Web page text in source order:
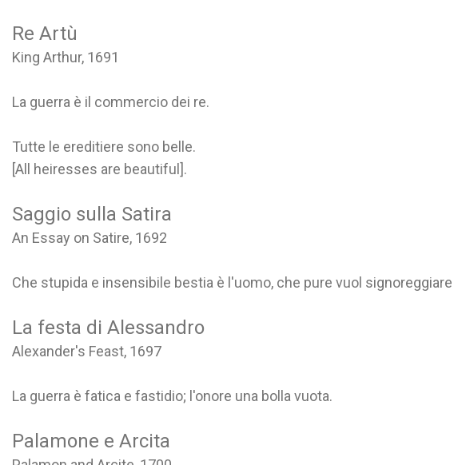
Re Artù
King Arthur, 1691
La guerra è il commercio dei re.
Tutte le ereditiere sono belle.
[All heiresses are beautiful].
Saggio sulla Satira
An Essay on Satire, 1692
Che stupida e insensibile bestia è l'uomo, che pure vuol
La festa di Alessandro
Alexander's Feast, 1697
La guerra è fatica e fastidio; l'onore una bolla vuota.
Palamone e Arcita